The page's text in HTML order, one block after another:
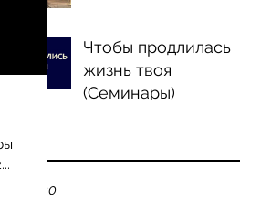
Чтобы продлилась
жизнь твоя
(Семинары)
2020